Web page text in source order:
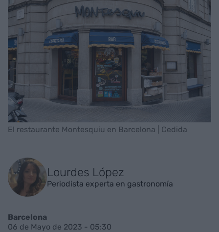
El restaurante Montesquiu en Barcelona | Cedida
Lourdes López
Periodista experta en gastronomía
Barcelona
06 de Mayo de 2023 - 05:30